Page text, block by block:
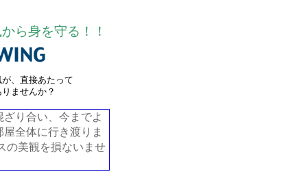
ら身を守る！！
、直接あたって
ませんか？
り合い、今までよ
全体に行き渡りま
の美観を損ないませ